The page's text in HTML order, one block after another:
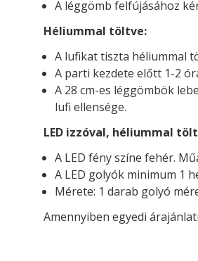
A léggömb felfújásához
Héliummal töltve:
A lufikat tiszta héliummal
A parti kezdete előtt 1-2
A 28 cm-es léggömbök
lufi ellensége.
LED izzóval, héliummal
A LED fény színe fehér.
A LED golyók minimum 1
Mérete: 1 darab golyó
Amennyiben egyedi